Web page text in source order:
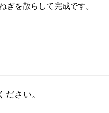
ぎを散らして完成です。
さい。